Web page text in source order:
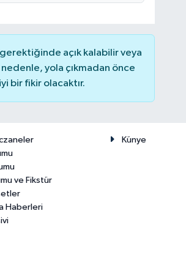
açık kalabilir veya
yola çıkmadan önce
bir fikir olacaktır.
ve Fikstür
Haberleri
Künye